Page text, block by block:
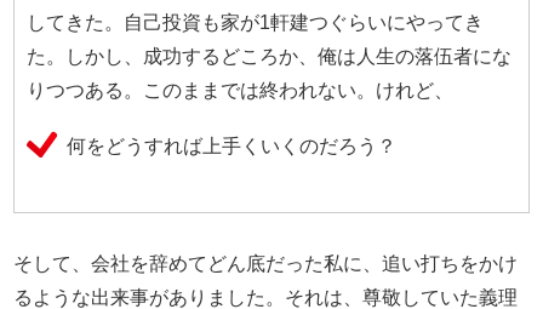
してきた。自己投資も家が1軒建つぐらいにやってき
た。しかし、成功するどころか、俺は人生の落伍者にな
りつつある。このままでは終われない。けれど、
何をどうすれば上手くいくのだろう？
そして、会社を辞めてどん底だった私に、追い打ちをかけ
るような出来事がありました。それは、尊敬していた義理